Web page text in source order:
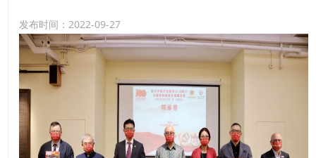
发布时间：2022-09-27
9月30日，由香港共产主义研究会与创知中学主办的“庆祝中国共产
党成立100周年”百幅将帅艺术家大型书画作品展，在创知中学中华
文化馆启幕。共产主义研究会发起人之一、党庆系列活动组委会执
行主席拿督斯里吴达镕教授，组委会常务副主席拿汀斯里吴慈欣教
授，创知中学校董、港区全国人大代表吴秋北博士SBS，组委会副
主席、香港立法会议员谢伟俊JP等出席主礼开幕礼。